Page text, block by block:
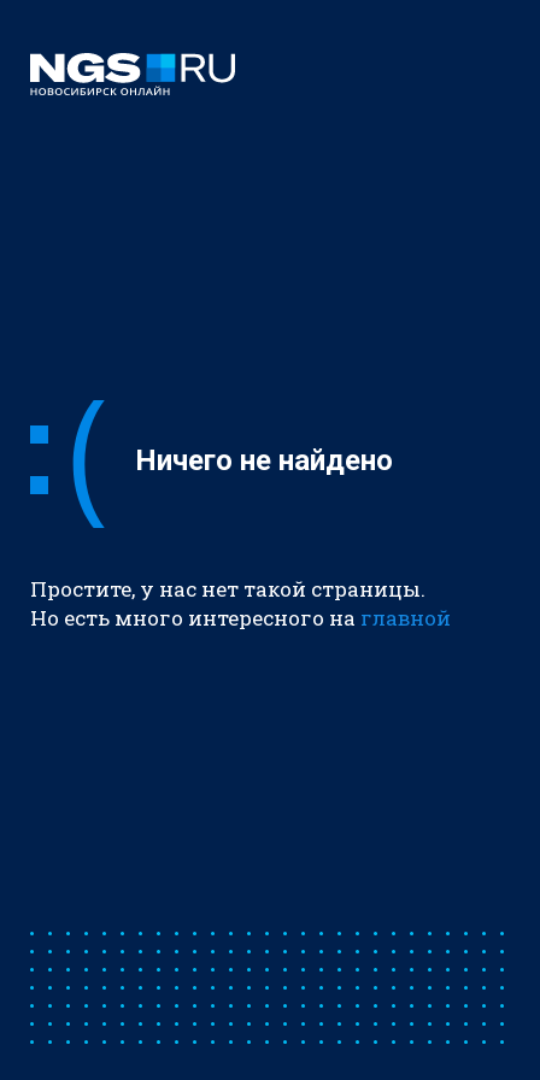
Ничего не найдено
Простите, у нас нет такой страницы.
Но есть много интересного на главной